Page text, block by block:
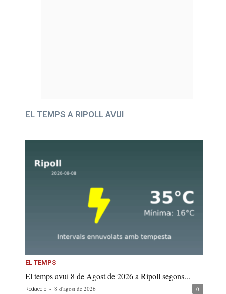
EL TEMPS A RIPOLL AVUI
EL TEMPS
El temps avui 8 de Agost de 2026 a Ripoll segons...
Redacció - 8 d'agost de 2026 0